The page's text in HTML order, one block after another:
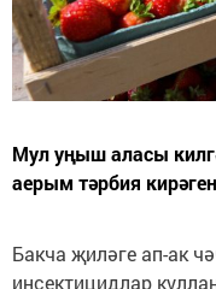
Мул уңыш аласы
аерым тәрбия
Бакча җиләге ап-ак
инсектицидлар